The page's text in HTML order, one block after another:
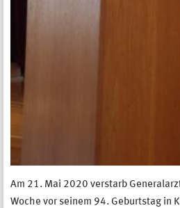
Am 21. Mai 2020 verstarb
Woche vor seinem 94. Geburtstag in